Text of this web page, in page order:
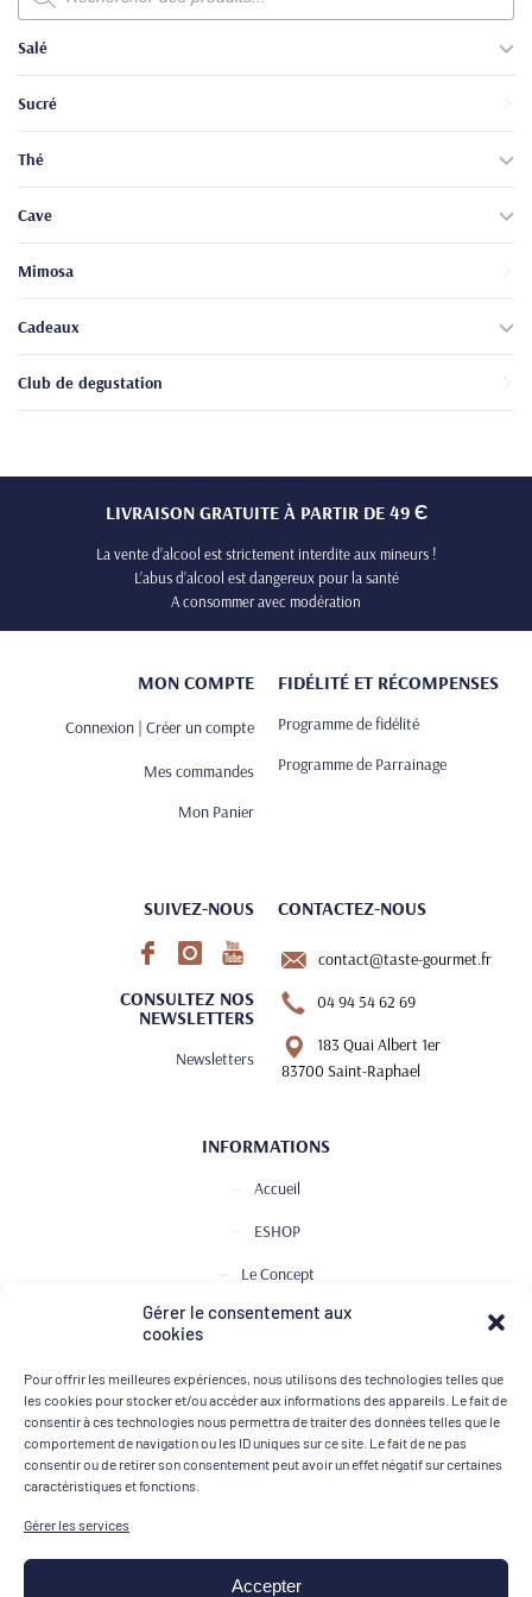
Gérer le consentement aux
cookies
Pour offrir les meilleures expériences, nous utilisons des technologies telles que
les cookies pour stocker et/ou accéder aux informations des appareils. Le fait de
consentir à ces technologies nous permettra de traiter des données telles que le
comportement de navigation ou les ID uniques sur ce site. Le fait de ne pas
consentir ou de retirer son consentement peut avoir un effet négatif sur certaines
caractéristiques et fonctions.
Gérer les services
Accepter
produits
Salé
Sucré
Thé
Cave
Mimosa
Cadeaux
Club de degustation
LIVRAISON GRATUITE À PARTIR DE 49 Є
La vente d’alcool est strictement interdite aux mineurs !
L’abus d’alcool est dangereux pour la santé
A consommer avec modération
MON COMPTE
Connexion | Créer un compte
Mes commandes
Mon Panier
FIDÉLITÉ ET RÉCOMPENSES
Programme de fidélité
Programme de Parrainage
SUIVEZ-NOUS
CONSULTEZ NOS
NEWSLETTERS
Newsletters
CONTACTEZ-NOUS
contact@taste-gourmet.fr
04 94 54 62 69
183 Quai Albert 1er
83700 Saint-Raphael
INFORMATIONS
Accueil
ESHOP
Le Concept
Club de Dégustation
Contact
MOYENS DE PAIEMENT